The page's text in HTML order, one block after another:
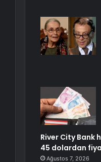
River City Bank
45 dolardan
Ağustos 7, 2026